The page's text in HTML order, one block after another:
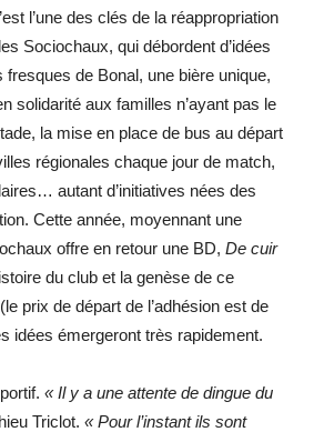
l’une des clés de la réappropriation
Sociochaux, qui débordent d’idées
fresques de Bonal, une bière unique,
solidarité aux familles n’ayant pas le
la mise en place de bus au départ
régionales chaque jour de match,
autant d’initiatives nées des
Cette année, moyennant une
offre en retour une BD, De cuir
du club et la genèse de ce
prix de départ de l’adhésion est de
idées émergeront très rapidement.
« Il y a une attente de dingue du
Triclot. « Pour l’instant ils sont